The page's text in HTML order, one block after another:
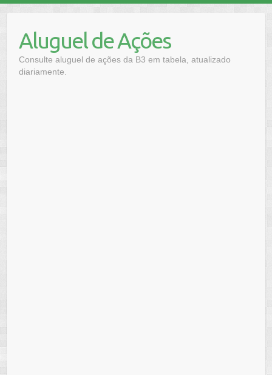
contentAluguel de Ações
Consulte aluguel de ações da B3 em tabela, atualizado
diariamente.